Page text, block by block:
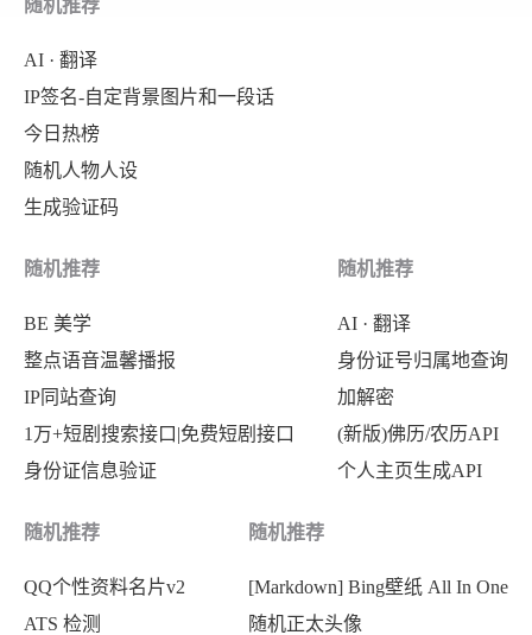
随机推荐
AI · 翻译
IP签名-自定背景图片和一段话
今日热榜
随机人物人设
生成验证码
随机推荐
BE 美学
整点语音温馨播报
IP同站查询
1万+短剧搜索接口|免费短剧接口
身份证信息验证
随机推荐
AI · 翻译
身份证号归属地查询
加解密
(新版)佛历/农历API
个人主页生成API
随机推荐
QQ个性资料名片v2
ATS 检测
随机推荐
[Markdown] Bing壁纸 All In One
随机正太头像